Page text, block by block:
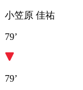
小笠原 佳祐
79’
79’